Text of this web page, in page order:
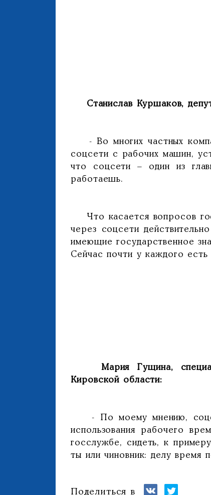
Станислав Куршаков,
- Во многих частных
соцсети с рабочих машин,
что соцсети – один из
работаешь.
Что касается вопросов
через соцсети
имеющие государственное
Сейчас почти у каждого
Мария Гущина,
Кировской области:
- По моему мнению,
использования рабочего
госслужбе, сидеть, к
ты или чиновник: делу время
Поделиться в